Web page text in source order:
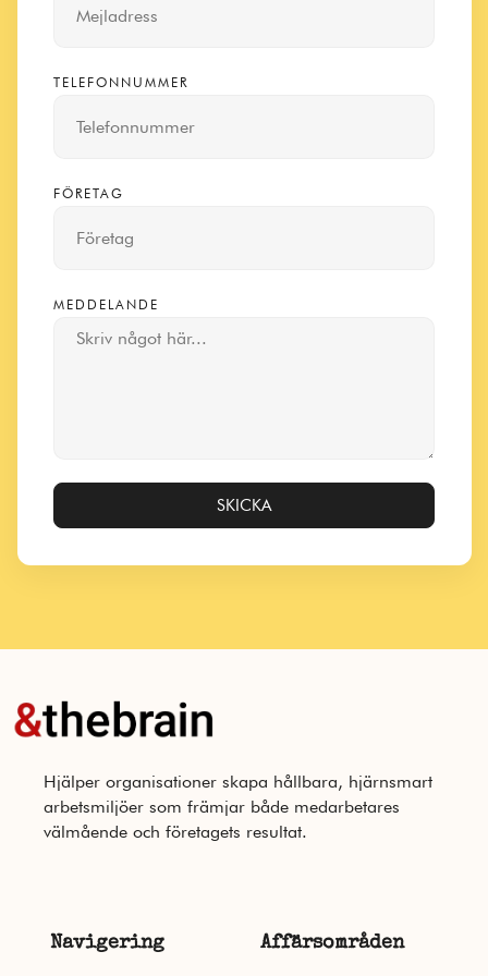
TELEFONNUMMER
FÖRETAG
MEDDELANDE
SKICKA
Hjälper organisationer skapa hållbara, hjärnsmart
arbetsmiljöer som främjar både medarbetares
välmående och företagets resultat.
Navigering Affärsområden